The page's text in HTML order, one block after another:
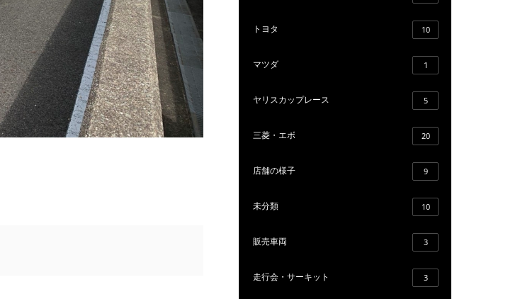
トヨタ 10
マツダ 1
ヤリスカップレース 5
三菱・エボ 20
店舗の様子 9
未分類 10
販売車両 3
走行会・サーキット 3